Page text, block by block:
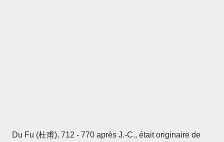
Du Fu (杜甫), 712 - 770 après J.-C., était originaire de